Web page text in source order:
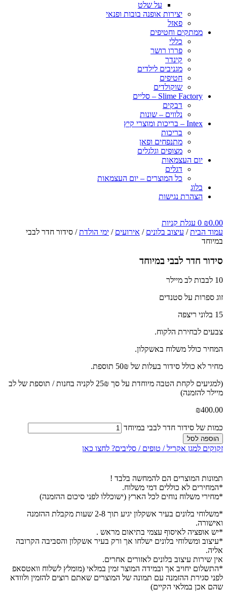
על שלט
יצירות אופנה בובות ופנאי
פאזל
ממתקים וחטיפים
כללי
פררו רושר
קינדר
מגניבים לילדים
חטיפים
שוקולדים
Slime Factory – סליים
דבקים
נלווים – שונות
Intex – בריכות ומוצרי קיץ
בריכות
מתנפחים ופאן
מצופים וגלגלים
יום העצמאות
דגלים
כל המוצרים – יום העצמאות
בלוג
הצהרת נגישות
₪0.00
0 עגלת קניות
עמוד הבית/ עיצוב בלונים / אירועים / ימי הולדת/ סידור חדר לבבי
במיוחד
סידור חדר לבבי במיוחד
10 לבבות לב מיילר
זוג ספרות על סטנדים
15 בלוני ריצפה
צבעים לבחירת הלקוח.
המחיר כולל משלוח באשקלון.
מחיר לא כולל סידור בעלות של 50₪ תוספת.
(למגיעים לקחת הטבה מיוחדת על סך 25₪ לקניה בחנות / תוספת של לב
מיילר להזמנה)
₪400.00
כמות של סידור חדר לבבי במיוחד
הוספה לסל
זקוקים למגן אקריל / טופים / סליבים? לחצו כאן
תמונות המוצרים הם להמחשה בלבד !
*המחירים לא כוללים דמי משלוח.
*מחירי משלוח נוחים לכל הארץ (ישוכללו לפני סיכום ההזמנה)
*משלוחי בלונים בעיר אשקלון יגיע תוך 2-8 שעות מקבלת ההזמנה
ואישורה.
*יש אופציה לאיסוף עצמי בתיאום מראש .
*עיצוב ומשלוחי בלונים ישלחו אך ורק בעיר אשקלון והסביבה הקרובה
אליה.
אין שירות עיצוב בלונים לאזורים אחרים.
*התשלום יחויב אך ובמידה המוצר זמין במלאי (מומלץ לשלוח וואטסאפ
לפני סגירת ההזמנה עם תמונה של המוצרים שאתם רוצים להזמין ולוודא
שהם אכן במלאי הקיים)